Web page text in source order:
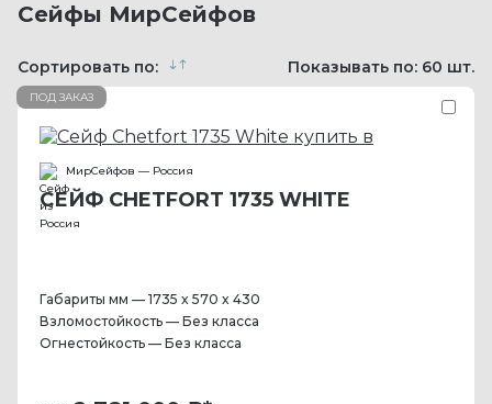
Сейфы МирСейфов
Сортировать по: Показывать по: 60 шт.
ПОД ЗАКАЗ
МирСейфов — Россия
СЕЙФ CHETFORT 1735 WHITE
Габариты мм — 1735 x 570 x 430
Взломостойкость — Без класса
Огнестойкость — Без класса